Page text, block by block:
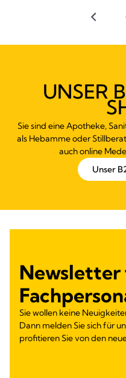
UNSER
Sie sind eine Apotheke,
als Hebamme oder
auch online
Unser
Sie wollen keine
Dann melden Sie sich für
profitieren Sie von den